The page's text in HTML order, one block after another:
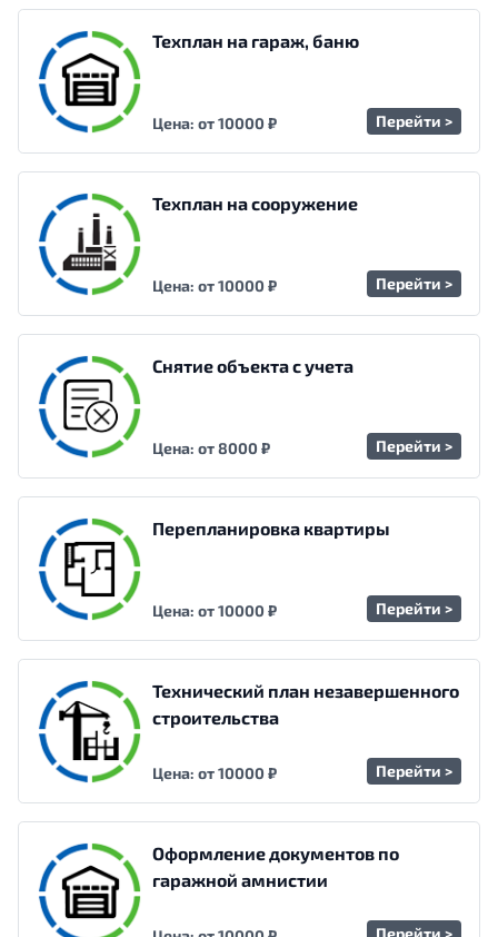
Техплан на гараж, баню
Цена: от 10000 ₽ Перейти >
Техплан на сооружение
Цена: от 10000 ₽ Перейти >
Снятие объекта с учета
Цена: от 8000 ₽ Перейти >
Перепланировка квартиры
Цена: от 10000 ₽ Перейти >
Технический план незавершенного
строительства
Цена: от 10000 ₽ Перейти >
Оформление документов по
гаражной амнистии